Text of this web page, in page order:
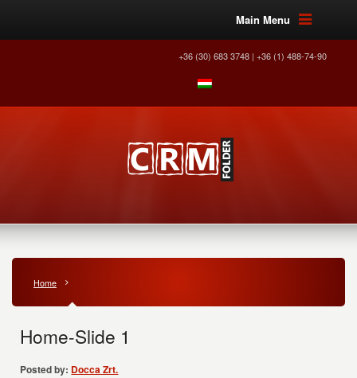
Main Menu
+36 (30) 683 3748 | +36 (1) 488-74-90
Home
Home-Slide 1
Posted by: Docca Zrt.